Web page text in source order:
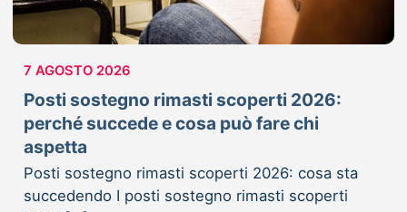
7 AGOSTO 2026
Posti sostegno rimasti scoperti 2026:
perché succede e cosa può fare chi
aspetta
Posti sostegno rimasti scoperti 2026: cosa sta
succedendo I posti sostegno rimasti scoperti